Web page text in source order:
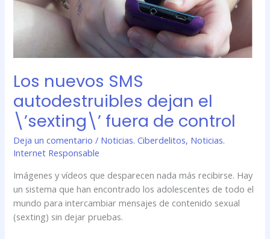
Los nuevos SMS
autodestruibles dejan el
\’sexting\’ fuera de control
Deja un comentario / Noticias. Ciberdelitos, Noticias.
Internet Responsable
Imágenes y vídeos que desparecen nada más recibirse. Hay
un sistema que han encontrado los adolescentes de todo el
mundo para intercambiar mensajes de contenido sexual
(sexting) sin dejar pruebas.
autodestruibles
el
de
control